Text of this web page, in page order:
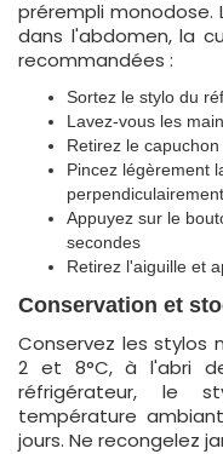
prérempli
dans l'abdomen, la
recommandées :
Sortez le stylo du
Lavez-vous les
Retirez le
Pincez légèrement
perpendiculairement
Appuyez sur le
secondes
Retirez l'aiguille et
Conservation et
Conservez les stylos
2 et 8°C, à l'abri
réfrigérateur, le
température
jours. Ne recongelez